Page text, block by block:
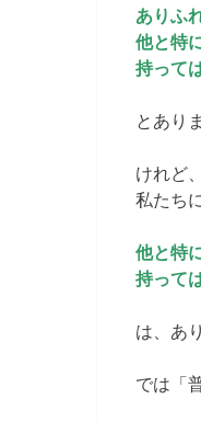
ありふ
他と特
持って
とあり
けれど
私たちに
他と特
持って
は、あ
では「